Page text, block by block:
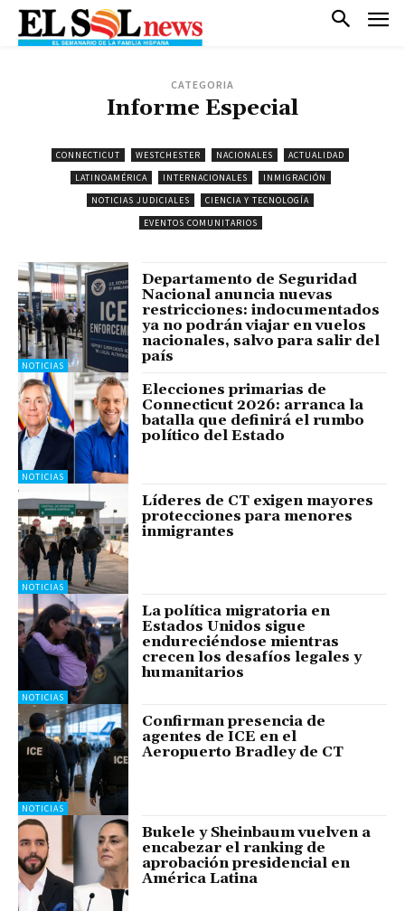
CATEGORIA
Informe Especial
CONNECTICUT WESTCHESTER NACIONALES
ACTUALIDAD
LATINOAMÉRICA
INTERNACIONALES
INMIGRACIÓN
NOTICIAS JUDICIALES
CIENCIA Y TECNOLOGÍA
EVENTOS COMUNITARIOS
NOTICIAS
Departamento de Seguridad
Nacional anuncia nuevas
restricciones: indocumentados
ya no podrán viajar en vuelos
nacionales, salvo para salir del
país
NOTICIAS
Elecciones primarias de
Connecticut 2026: arranca la
batalla que definirá el rumbo
político del Estado
NOTICIAS
Líderes de CT exigen mayores
protecciones para menores
inmigrantes
NOTICIAS
La política migratoria en
Estados Unidos sigue
endureciéndose mientras
crecen los desafíos legales y
humanitarios
NOTICIAS
Confirman presencia de
agentes de ICE en el
Aeropuerto Bradley de CT
Bukele y Sheinbaum vuelven a
encabezar el ranking de
aprobación presidencial en
América Latina